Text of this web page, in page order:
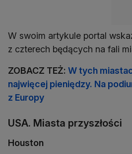
W swoim artykule portal
z czterech będących na fali
ZOBACZ TEŻ: W tych
najwięcej pieniędzy. Na
z Europy
USA. Miasta przyszłości
Houston